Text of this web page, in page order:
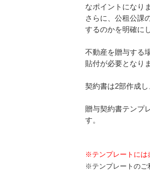
なポイントになり
さらに、公租公課
するのかを明確に
不動産を贈与する
貼付が必要となり
契約書は2部作成
贈与契約書テンプ
す。
※テンプレートには
※テンプレートのご